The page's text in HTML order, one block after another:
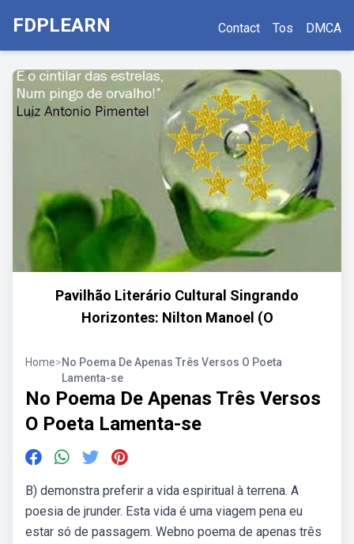
FDPLEARN Contact Tos DMCA
Pavilhão Literário Cultural Singrando
Horizontes: Nilton Manoel (O
Home>No Poema De Apenas Três Versos O Poeta
Lamenta-se
No Poema De Apenas Três Versos
O Poeta Lamenta-se
B) demonstra preferir a vida espiritual à terrena. A
poesia de jrunder. Esta vida é uma viagem pena eu
estar só de passagem. Webno poema de apenas três